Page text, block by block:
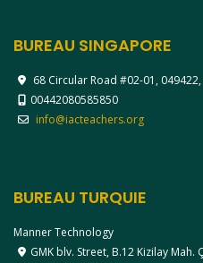
BUREAU SINGAPORE
68 Circular Road #02-01,
00442080585850
info@iacteachers.org
BUREAU TURQUIE
Manner Technology
GMK blv. Street, B.12 Kizilay Mah.